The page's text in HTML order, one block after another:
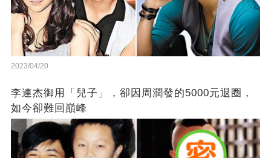
2023/04/20
李連杰御用「兒子」，卻因周潤發的5000元退圈，
如今卻難回巔峰